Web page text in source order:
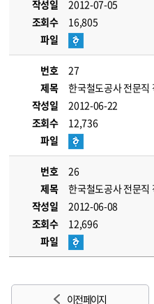
작성일
2012-07-05
조회수
16,805
파일
번호
27
제목
한국철도공사 전문직
작성일
2012-06-22
조회수
12,736
파일
번호
26
제목
한국철도공사 전문직
작성일
2012-06-08
조회수
12,696
파일
이전 페이지